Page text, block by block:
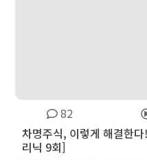
82
차명주식, 이렇게 해결한
리닉 9회]